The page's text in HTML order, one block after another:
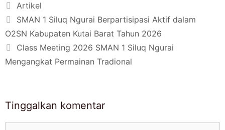
Artikel
SMAN 1 Siluq Ngurai Berpartisipasi Aktif dalam
O2SN Kabupaten Kutai Barat Tahun 2026
Class Meeting 2026 SMAN 1 Siluq Ngurai
Mengangkat Permainan Tradional
Tinggalkan komentar